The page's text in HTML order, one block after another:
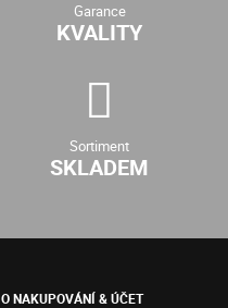
Garance
KVALITY
Sortiment
SKLADEM
O NAKUPOVÁNÍ & ÚČET